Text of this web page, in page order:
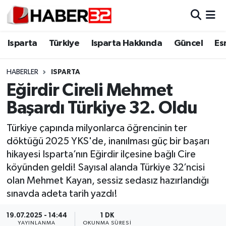
Isparta Türkiye Isparta Hakkında Güncel
HABERLER ISPARTA
Eğirdir Cireli Mehmet
Başardı Türkiye 32. Oldu
Türkiye çapında milyonlarca öğrencinin ter
döktüğü 2025 YKS'de, inanılması güç bir başarı
hikayesi Isparta’nın Eğirdir ilçesine bağlı Cire
köyünden geldi! Sayısal alanda Türkiye 32’ncisi
olan Mehmet Kayan, sessiz sedasız hazırlandığı
sınavda adeta tarih yazdı!
19.07.2025 - 14:44
YAYINLANMA
1 DK
OKUNMA SÜRESI
Isparta
Esnaf Diyor ki;
ASAYİŞ
BİLİM VE TEKNOLOJİ
EĞİTİM
GENEL
Güncel
Isparta Nöbetçi Eczaneler
Isparta Trafik Yoğunluk Haritası
Süper Lig Puan Durumu ve Fikstür
Tüm Manşetler
Son Dakika Haberleri
Haber Arşivi